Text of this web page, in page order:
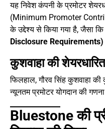
यह निवेश कंपनी के प्रमोटर
(Minimum Promoter
के उद्देश्य से किया गया है, जैसा कि
Disclosure Requirements)
कुशवाहा की
फिलहाल, गौरव सिंह कुशवाहा
न्यूनतम प्रमोटर योगदान की
Bluestone की